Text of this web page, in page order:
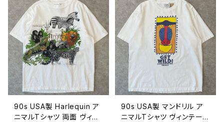
ビンテージ L 26080705
90s USA製 Harlequin ア
ニマルTシャツ 両面 ヴィン
90s USA製 マンドリル ア
ニマルTシャツ ヴィンテー